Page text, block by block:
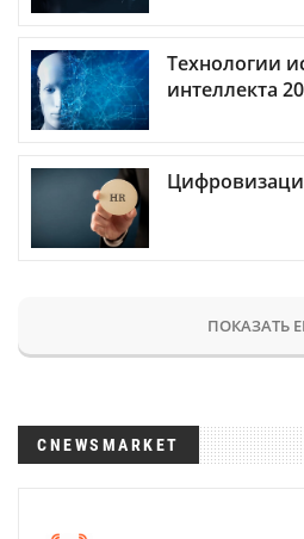
Технологии
интеллекта
ПОКАЗАТЬ
CNEWSMARKET